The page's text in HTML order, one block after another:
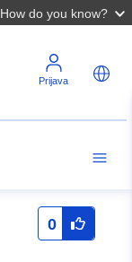
How do you know?
Prijava
0